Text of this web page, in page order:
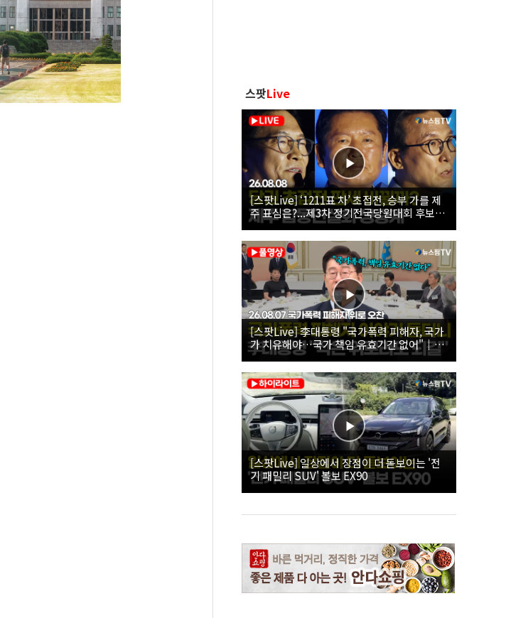
스팟Live
[스팟Live] ‘1211표 차’ 초접전, 승부 가를 제
주 표심은?...제3차 정기전국당원대회 후보자
제주 합동연설회 생중계 | 26.08.08
[스팟Live] 李대통령 "국가폭력 피해자, 국가
가 치유해야…국가 책임 유효기간 없어"｜
26.08.07 국가폭력 피해자 위로 오찬
[스팟Live] 일상에서 장점이 더 돋보이는 '전
기 패밀리 SUV' 볼보 EX90